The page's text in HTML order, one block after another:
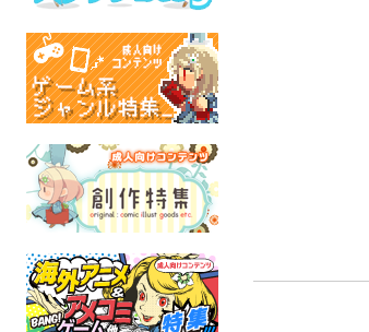
日本服飾史覚書蒐
撫子 凛
評論
全年齢